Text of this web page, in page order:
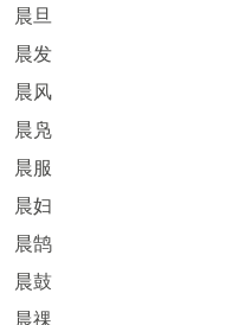
晨旦
晨发
晨风
晨凫
晨服
晨妇
晨鹄
晨鼓
晨祼